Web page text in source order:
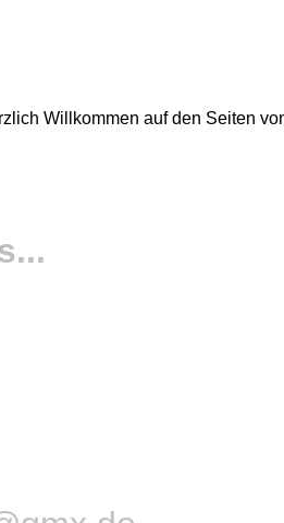
Willkommen auf den Seiten